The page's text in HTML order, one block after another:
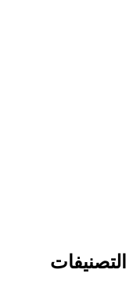
التصنيفات